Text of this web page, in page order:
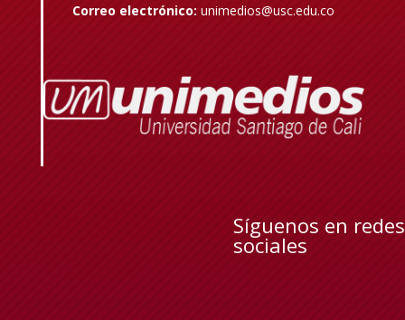
Correo electrónico: unimedios@usc.edu.co
Síguenos en redes
sociales